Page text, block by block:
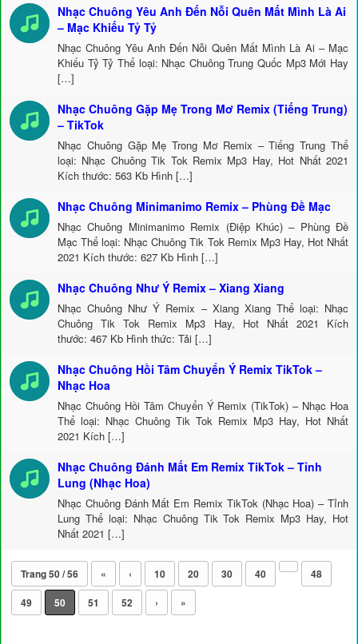
Nhạc Chuông Yêu Anh Đến Nỗi Quên Mất Mình Là Ai
– Mạc Khiếu Tỷ Tỷ
Nhạc Chuông Yêu Anh Đến Nỗi Quên Mất Mình Là Ai – Mạc
Khiếu Tỷ Tỷ Thể loại: Nhạc Chuông Trung Quốc Mp3 Mới Hay
[…]
Nhạc Chuông Gặp Mẹ Trong Mơ Remix (Tiếng Trung)
– TikTok
Nhạc Chuông Gặp Mẹ Trong Mơ Remix – Tiếng Trung Thể
loại: Nhạc Chuông Tik Tok Remix Mp3 Hay, Hot Nhất 2021
Kích thước: 563 Kb Hình […]
Nhạc Chuông Minimanimo Remix – Phùng Đề Mạc
Nhạc Chuông Minimanimo Remix (Điệp Khúc) – Phùng Đề
Mạc Thể loại: Nhạc Chuông Tik Tok Remix Mp3 Hay, Hot Nhất
2021 Kích thước: 627 Kb Hình […]
Nhạc Chuông Như Ý Remix – Xiang Xiang
Nhạc Chuông Như Ý Remix – Xiang Xiang Thể loại: Nhạc
Chuông Tik Tok Remix Mp3 Hay, Hot Nhất 2021 Kích
thước: 467 Kb Hình thức: Tải […]
Nhạc Chuông Hồi Tâm Chuyển Ý Remix TikTok –
Nhạc Hoa
Nhạc Chuông Hồi Tâm Chuyển Ý Remix (TikTok) – Nhạc Hoa
Thể loại: Nhạc Chuông Tik Tok Remix Mp3 Hay, Hot Nhất
2021 Kích […]
Nhạc Chuông Đánh Mất Em Remix TikTok – Tỉnh
Lung (Nhạc Hoa)
Nhạc Chuông Đánh Mất Em Remix TikTok (Nhạc Hoa) – Tỉnh
Lung Thể loại: Nhạc Chuông Tik Tok Remix Mp3 Hay, Hot
Nhất 2021 […]
Trang 50 / 56 « ‹ 10 20 30 40
48
49
50 51 52 › »